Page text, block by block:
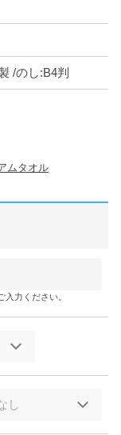
/のし:B4判
ムタオル
入力ください。